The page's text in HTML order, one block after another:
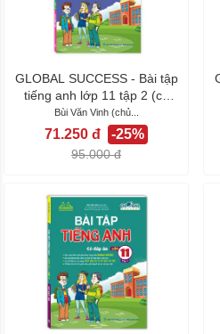
GLOBAL SUCCESS - Bài tập
tiếng anh lớp 11 tập 2 (có
đáp án)
Bùi Văn Vinh (chủ...
71.250 đ -25%
95.000 đ